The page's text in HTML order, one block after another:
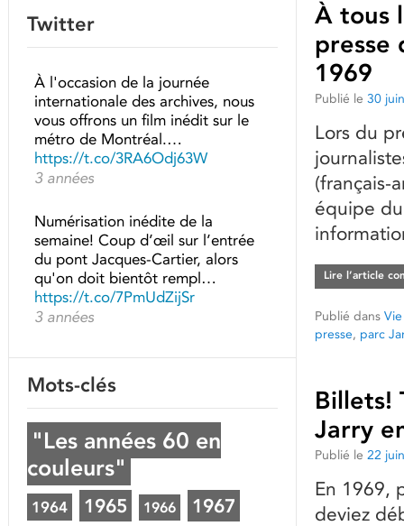
À tous
presse
1969
Publié le 30
Lors du
(français-
équipe
Lire l’article
Publié dans
presse, parc
Billets!
Jarry
Publié le 22
En 1969,
deviez
Twitter
À l'occasion de la journée
internationale des archives, nous
vous offrons un film inédit sur le
métro de Montréal.…
https://t.co/3RA6Odj63W
3 années
Numérisation inédite de la
semaine! Coup d’œil sur l’entrée
du pont Jacques-Cartier, alors
qu'on doit bientôt rempl…
https://t.co/7PmUdZijSr
3 années
Mots-clés
"Les années 60 en
couleurs"
1964 1965 1966 1967